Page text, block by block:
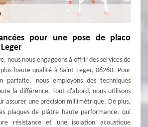
pour une pose de placo
nous nous engageons à offrir des services de
haute qualité à Saint Leger, 06260. Pour
parfaite, nous employons des techniques
la différence. Tout d'abord, nous utilisons
assurer une précision millimétrique. De plus,
plaques de plâtre haute performance, qui
résistance et une isolation acoustique